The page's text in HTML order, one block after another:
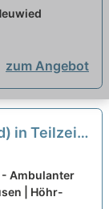
Team!
zum Angebot
in Teilzeit
auf
neu
Ambulanter
| Höhr-